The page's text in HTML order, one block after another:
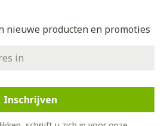
nieuwe producten en promoties
Inschrijven